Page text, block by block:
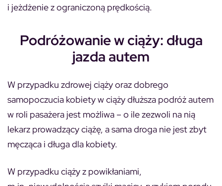
i jeżdżenie z ograniczoną prędkością.
Podróżowanie w ciąży: długa
jazda autem
W przypadku zdrowej ciąży oraz dobrego
samopoczucia kobiety w ciąży dłuższa podróż autem
w roli pasażera jest możliwa – o ile zezwoli na nią
lekarz prowadzący ciążę, a sama droga nie jest zbyt
męcząca i długa dla kobiety.
W przypadku ciąży z powikłaniami,